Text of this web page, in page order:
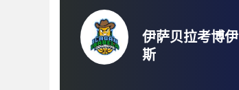
伊萨贝拉考博伊
斯